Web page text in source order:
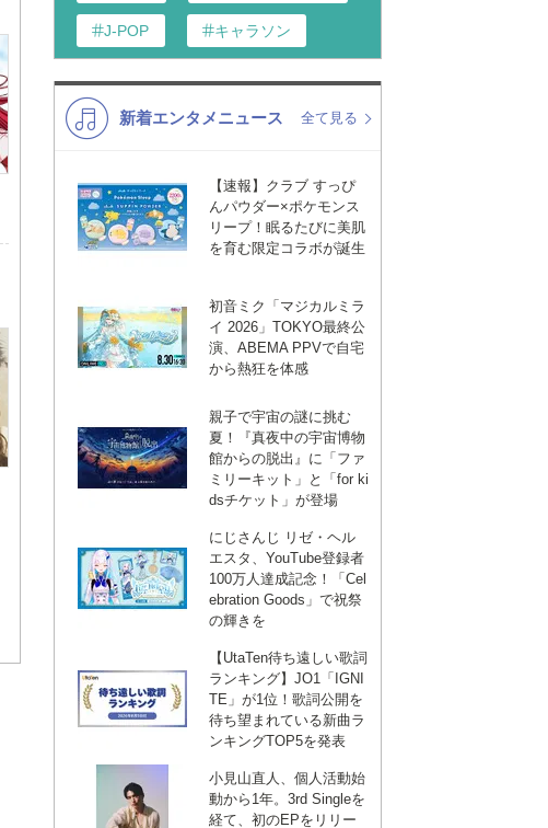
J-POP キャラソン
K-POP 演歌・歌謡
VTuber ディズニー
新着エンタメニュース 全て見る
【速報】クラブ すっぴ
んパウダー×ポケモンス
リープ！眠るたびに美肌
を育む限定コラボが誕生
初音ミク「マジカルミラ
イ 2026」TOKYO最終公
演、ABEMA PPVで自宅
から熱狂を体感
親子で宇宙の謎に挑む
夏！『真夜中の宇宙博物
館からの脱出』に「ファ
ミリーキット」と「for ki
dsチケット」が登場
にじさんじ リゼ・ヘル
エスタ、YouTube登録者
100万人達成記念！「Cel
ebration Goods」で祝祭
の輝きを
【UtaTen待ち遠しい歌詞
ランキング】JO1「IGNI
TE」が1位！歌詞公開を
待ち望まれている新曲ラ
ンキングTOP5を発表
小見山直人、個人活動始
動から1年。3rd Singleを
経て、初のEPをリリー